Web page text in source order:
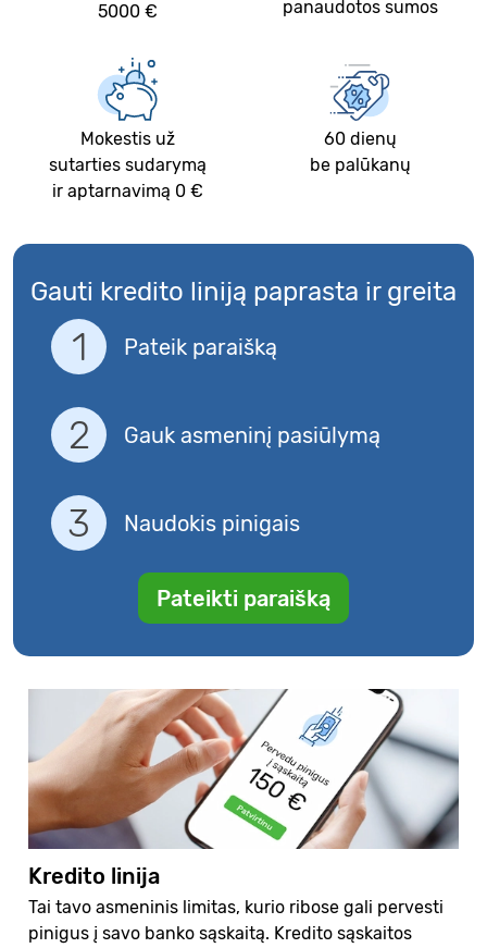
5000 € panaudotos sumos
Mokestis už
sutarties sudarymą
ir aptarnavimą 0 €
60 dienų
be palūkanų
Gauti kredito liniją paprasta ir greita
Pateik paraišką
Gauk asmeninį pasiūlymą
Naudokis pinigais
Pateikti paraišką
Kredito linija
Tai tavo asmeninis limitas, kurio ribose gali pervesti
pinigus į savo banko sąskaitą. Kredito sąskaitos